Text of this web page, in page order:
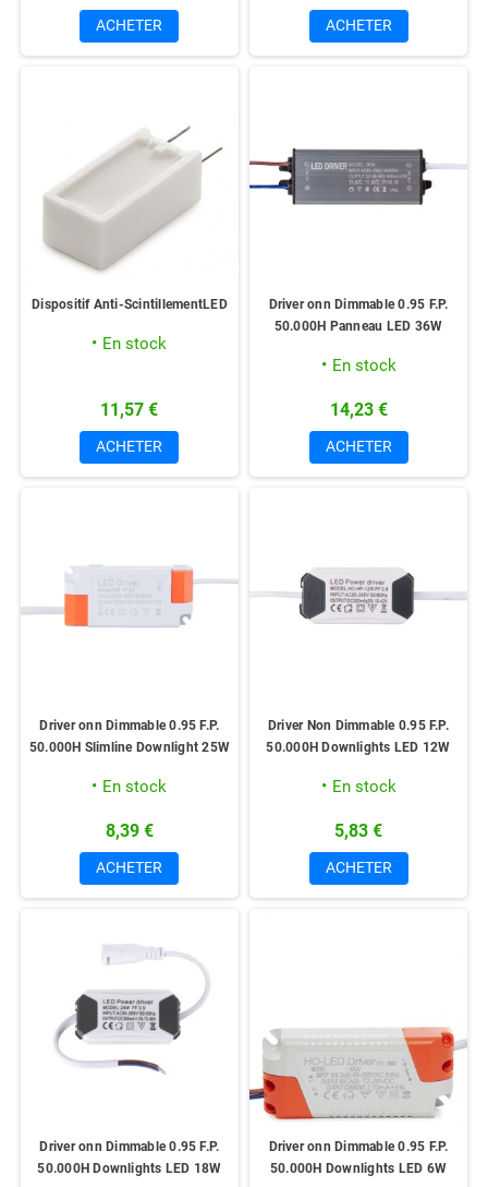
ACHETER ACHETER
Dispositif Anti-ScintillementLED
En stock
11,57 €
ACHETER
Driver onn Dimmable 0.95 F.P.
50.000H Panneau LED 36W
En stock
14,23 €
ACHETER
Driver onn Dimmable 0.95 F.P.
50.000H Slimline Downlight 25W
En stock
8,39 €
ACHETER
Driver Non Dimmable 0.95 F.P.
50.000H Downlights LED 12W
En stock
5,83 €
ACHETER
Driver onn Dimmable 0.95 F.P.
50.000H Downlights LED 18W
Driver onn Dimmable 0.95 F.P.
50.000H Downlights LED 6W